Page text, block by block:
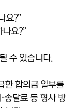
요?”
요?”
수 있습니다.
한 합의금 일부를
송달료 등 형사 방